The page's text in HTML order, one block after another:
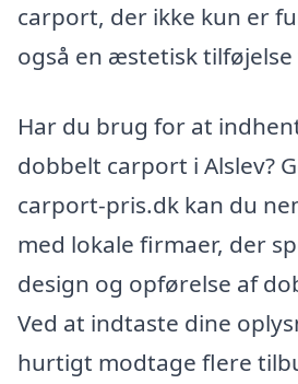
carport, der ikke kun er
også en æstetisk
Har du brug for at
dobbelt carport i Alslev?
carport-pris.dk kan du
med lokale firmaer, der
design og opførelse af
Ved at indtaste dine
hurtigt modtage flere